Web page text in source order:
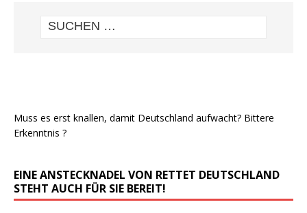
Muss es erst knallen, damit Deutschland aufwacht? Bittere
Erkenntnis ?
EINE ANSTECKNADEL VON RETTET DEUTSCHLAND
STEHT AUCH FÜR SIE BEREIT!